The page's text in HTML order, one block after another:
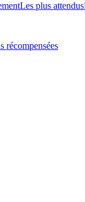
Les plus attendus
récompensées